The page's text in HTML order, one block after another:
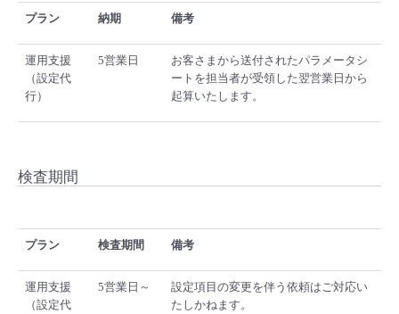
プラン 納期 備考
運用支援
（設定代
行）
5営業日
お客さまから送付されたパラメータシ
ートを担当者が受領した翌営業日から
起算いたします。
検査期間
プラン 検査期間 備考
運用支援
（設定代
5営業日～
設定項目の変更を伴う依頼はご対応い
たしかねます。